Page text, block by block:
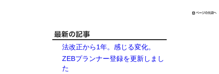
法改正から1年。感じる変化。
ZEBプランナー登録を更新しまし
た